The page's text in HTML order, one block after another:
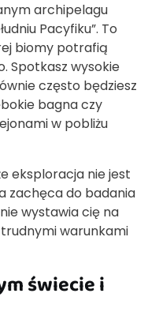
archipelagu
Pacyfiku”. To
biomy potrafią
Spotkasz wysokie
często będziesz
bagna czy
w pobliżu
eksploracja nie jest
zachęca do badania
wystawia cię na
warunkami
świecie i